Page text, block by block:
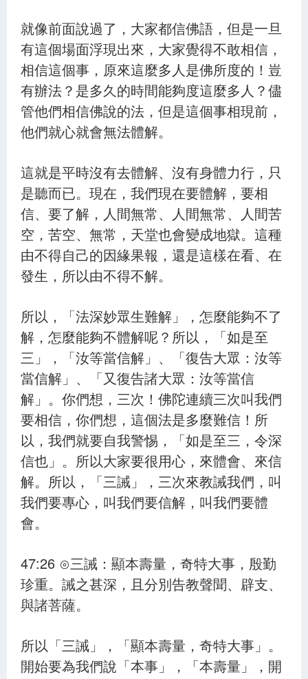
就像前面說過了，大家都信佛語，但是一旦
有這個場面浮現出來，大家覺得不敢相信，
相信這個事，原來這麼多人是佛所度的！豈
有辦法？是多久的時間能夠度這麼多人？儘
管他們相信佛說的法，但是這個事相現前，
他們就心就會無法體解。
這就是平時沒有去體解、沒有身體力行，只
是聽而已。現在，我們現在要體解，要相
信、要了解，人間無常、人間無常、人間苦
空，苦空、無常，天堂也會變成地獄。這種
由不得自己的因緣果報，還是這樣在看、在
發生，所以由不得不解。
所以，「法深妙眾生難解」，怎麼能夠不了
解，怎麼能夠不體解呢？所以，「如是至
三」，「汝等當信解」、「復告大眾：汝等
當信解」、「又復告諸大眾：汝等當信
解」。你們想，三次！佛陀連續三次叫我們
要相信，你們想，這個法是多麼難信！所
以，我們就要自我警惕，「如是至三，令深
信也」。所以大家要很用心，來體會、來信
解。所以，「三誡」，三次來教誡我們，叫
我們要專心，叫我們要信解，叫我們要體
會。
47:26 ⊙三誡：顯本壽量，奇特大事，殷勤
珍重。誡之甚深，且分別告教聲聞、辟支、
與諸菩薩。
所以「三誡」，「顯本壽量，奇特大事」。
開始要為我們說「本事」，「本壽量」，開